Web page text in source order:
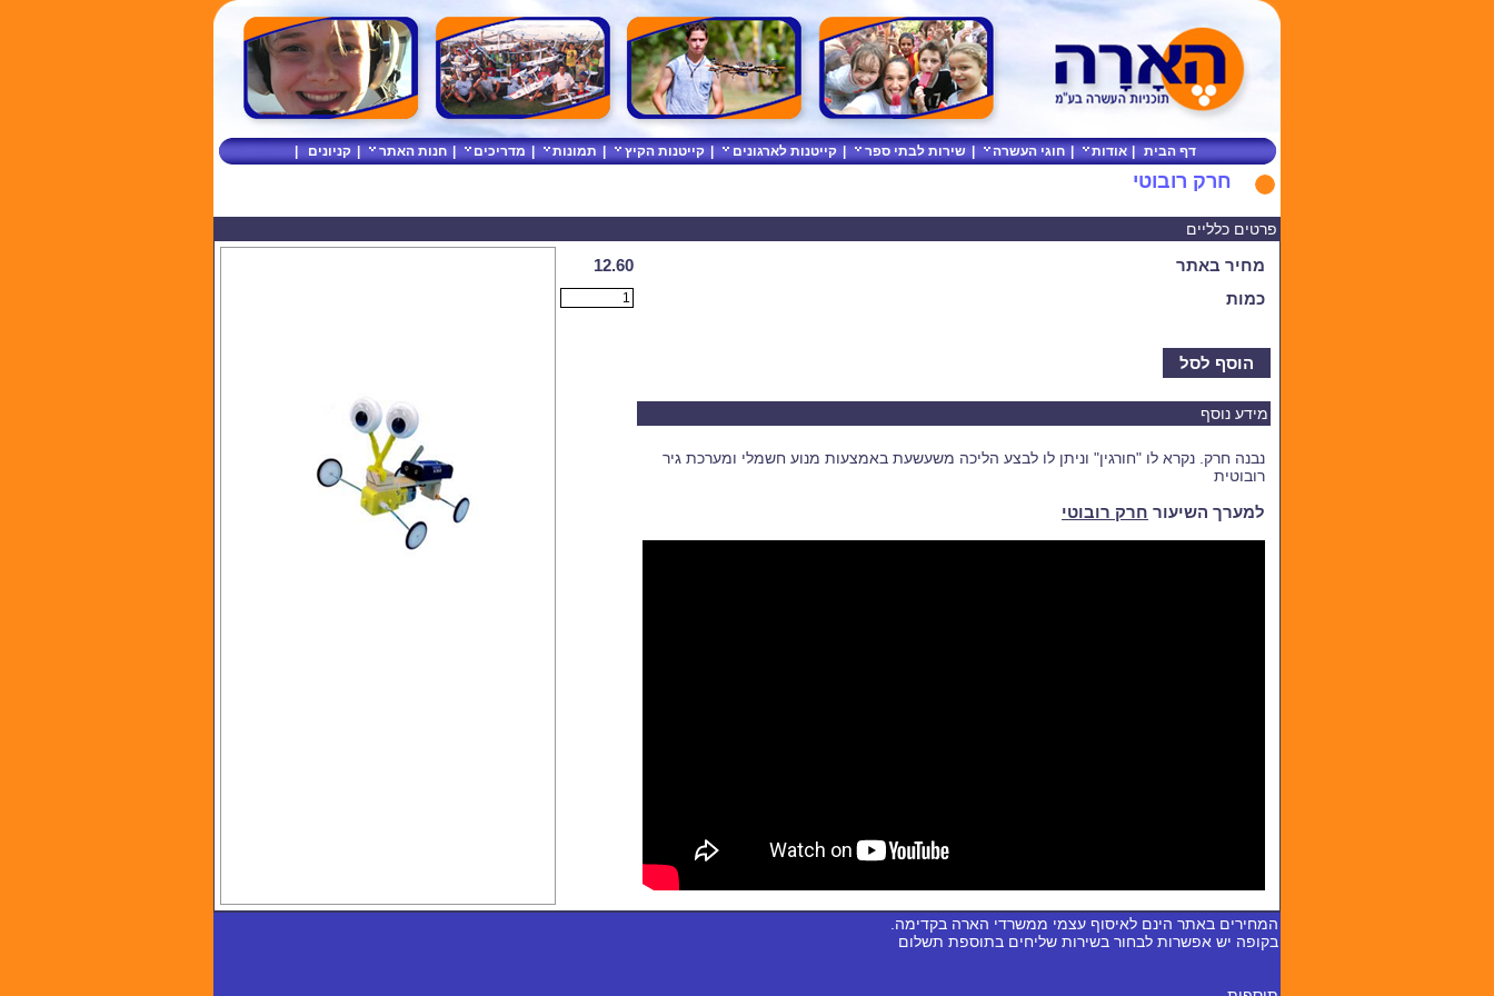
דף הבית אודות חוגי העשרה שירות לבתי ספר קייטנות לארגונים קייטנות הקיץ תמונות מדריכים חנות האתר קניונים
חרק רובוטי
פרטים כלליים
מחיר באתר
12.60
כמות
הוסף לסל
מידע נוסף
נבנה חרק. נקרא לו "חורגין" וניתן לו לבצע הליכה משעשעת באמצעות מנוע חשמלי ומערכת גיר
רובוטית
למערך השיעור חרק רובוטי
המחירים באתר הינם לאיסוף עצמי ממשרדי הארה בקדימה.
בקופה יש אפשרות לבחור בשירות שליחים בתוספת תשלום